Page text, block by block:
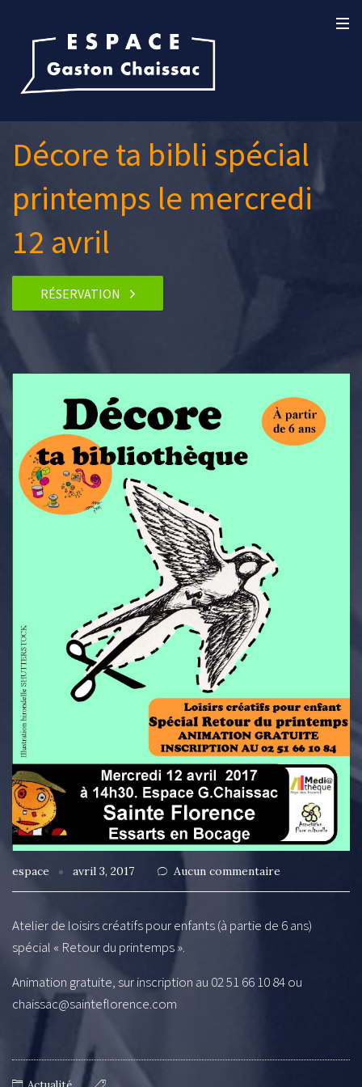
Décore ta bibli spécial
printemps le mercredi
12 avril
RÉSERVATION
espace avril 3, 2017 Aucun commentaire
Atelier de loisirs créatifs pour enfants (à partie de 6 ans)
spécial « Retour du printemps ».
Animation gratuite, sur inscription au 02 51 66 10 84 ou
chaissac@sainteflorence.com